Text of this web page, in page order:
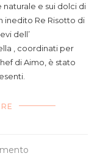
naturale e sui dolci di
inedito Re Risotto di
dell’
, coordinati per
di Aimo, è stato